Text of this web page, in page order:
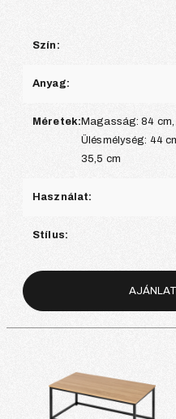
Szín:
Anyag:
Méretek: Magasság: 84
Ülésmélység: 44
35,5 cm
Használat:
Stílus: